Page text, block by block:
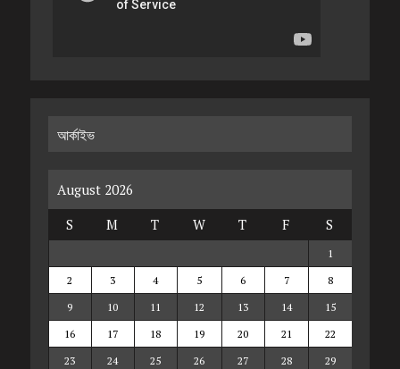
আর্কাইভ
August 2026
S
M T W T F S
1
2
3 4 5 6 7
8
9
10 11 12 13 14
15
16
17 18 19 20 21
22
23
24 25 26 27 28
29